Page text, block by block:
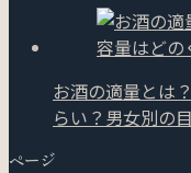
お酒の適量とは
らい？男女別の
ページ